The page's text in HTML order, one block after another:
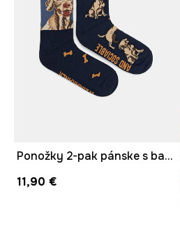
Ponožky 2-pak pánske s bavlnou so zvieracím motívom
11,90 €